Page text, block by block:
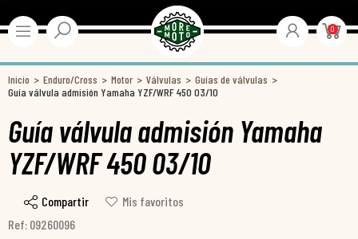
0
Inicio Enduro/Cross Motor Válvulas
Guías de válvulas
Guía válvula admisión Yamaha YZF/WRF 450 03/10
Guía válvula admisión Yamaha
YZF/WRF 450 03/10
Compartir
Mis favoritos
Ref: 09260096